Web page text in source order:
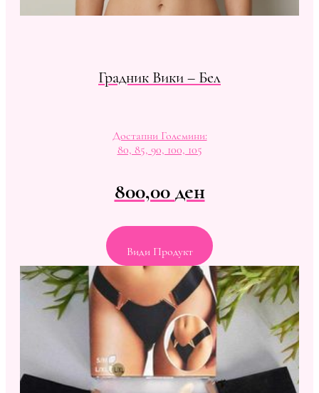
Градник Вики – Бел
Достапни Големини:
80, 85, 90, 100, 105
800,00ден
Види Продукт